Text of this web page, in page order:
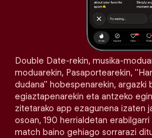
Double Date-rekin, musika-
moduarekin, Pasaportearekin,
dudana" hobespenarekin, argazki
egiaztapenarekin eta antzeko
zitetarako app ezagunena izaten
osoan, 190 herrialdetan
match baino gehiago sorrarazi